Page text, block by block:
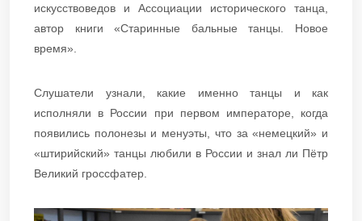
искусствоведов и Ассоциации исторического танца,
автор книги «Старинные бальные танцы. Новое
время».
Слушатели узнали, какие именно танцы и как
исполняли в России при первом императоре, когда
появились полонезы и менуэты, что за «немецкий» и
«штирийский» танцы любили в России и знал ли Пётр
Великий гроссфатер.